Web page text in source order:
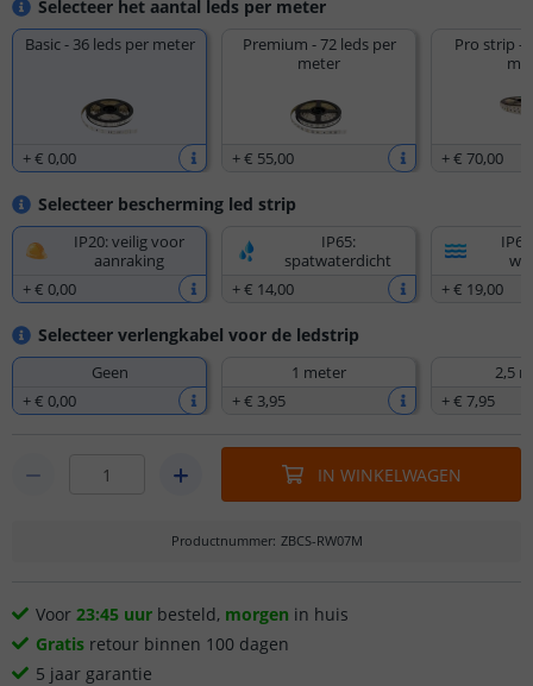
Selecteer het aantal leds per meter
Basic - 36 leds per meter
+€ 0,00
Premium - 72 leds per
meter
+€ 55,00
Pro strip -
+€ 70,00
Selecteer bescherming led strip
IP20: veilig voor
aanraking
+€ 0,00
IP65:
spatwaterdicht
+€ 14,00
+€ 19,00
Selecteer verlengkabel voor de ledstrip
Geen
+€ 0,00
1 meter
+€ 3,95
2,5
+€ 7,95
IN WINKELWAGEN
Productnummer: ZBCS-RW07M
Voor 23:45 uur besteld, morgen in huis
Gratis retour binnen 100 dagen
5 jaar garantie